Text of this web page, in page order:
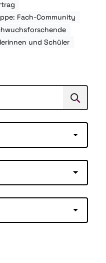
Fach-Community
und Schüler
Suchen